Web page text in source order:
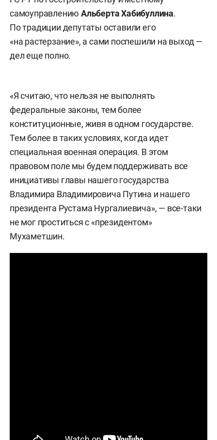
самоуправлениюАльберта Хабибуллина.
По традиции депутаты оставили его
«на растерзание», а сами поспешили на выход —
дел еще полно.
«Я считаю, что нельзя не выполнять
федеральные законы, тем более
конституционные, живя в одном государстве.
Тем более в таких условиях, когда идет
специальная военная операция. В этом
правовом поле мы будем поддерживать все
инициативы главы нашего государства
Владимира Владимировича Путина и нашего
президента Рустама Нургалиевича», — все-таки
не мог проститься с «президентом»
Мухаметшин.